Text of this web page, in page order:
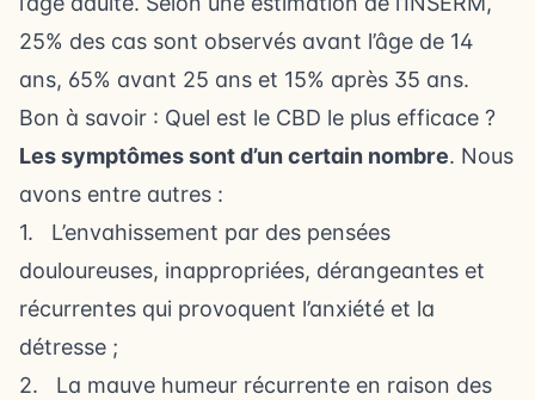
25% des cas sont observés avant l’âge de 14
ans, 65% avant 25 ans et 15% après 35 ans.
Bon à savoir : Quel est le CBD le plus efficace ?
Les symptômes sont d’un certain nombre. Nous
avons entre autres :
1. L’envahissement par des pensées
douloureuses, inappropriées, dérangeantes et
récurrentes qui provoquent l’anxiété et la
détresse ;
2. La mauve humeur récurrente en raison des